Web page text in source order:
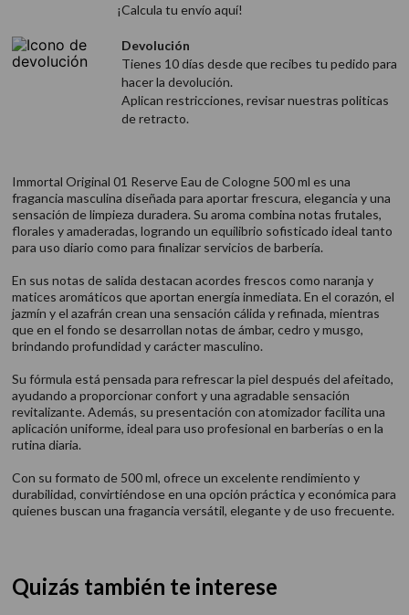
¡Calcula tu envío aquí!
Devolución
Tienes 10 días desde que recibes tu pedido para
hacer la devolución.
Aplican restricciones, revisar nuestras politicas
de retracto.
Immortal Original 01 Reserve Eau de Cologne 500 ml es una
fragancia masculina diseñada para aportar frescura, elegancia y una
sensación de limpieza duradera. Su aroma combina notas frutales,
florales y amaderadas, logrando un equilibrio sofisticado ideal tanto
para uso diario como para finalizar servicios de barbería.
En sus notas de salida destacan acordes frescos como naranja y
matices aromáticos que aportan energía inmediata. En el corazón, el
jazmín y el azafrán crean una sensación cálida y refinada, mientras
que en el fondo se desarrollan notas de ámbar, cedro y musgo,
brindando profundidad y carácter masculino.
Su fórmula está pensada para refrescar la piel después del afeitado,
ayudando a proporcionar confort y una agradable sensación
revitalizante. Además, su presentación con atomizador facilita una
aplicación uniforme, ideal para uso profesional en barberías o en la
rutina diaria.
Con su formato de 500 ml, ofrece un excelente rendimiento y
durabilidad, convirtiéndose en una opción práctica y económica para
quienes buscan una fragancia versátil, elegante y de uso frecuente.
Quizás también te interese